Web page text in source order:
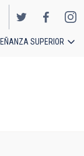
SUPERIOR